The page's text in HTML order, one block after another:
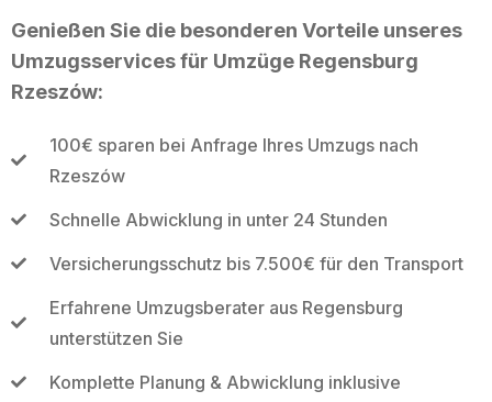
Genießen Sie die besonderen Vorteile unseres
Umzugsservices für Umzüge Regensburg
Rzeszów:
100€ sparen bei Anfrage Ihres Umzugs nach
Rzeszów
Schnelle Abwicklung in unter 24 Stunden
Versicherungsschutz bis 7.500€ für den Transport
Erfahrene Umzugsberater aus Regensburg
unterstützen Sie
Komplette Planung & Abwicklung inklusive